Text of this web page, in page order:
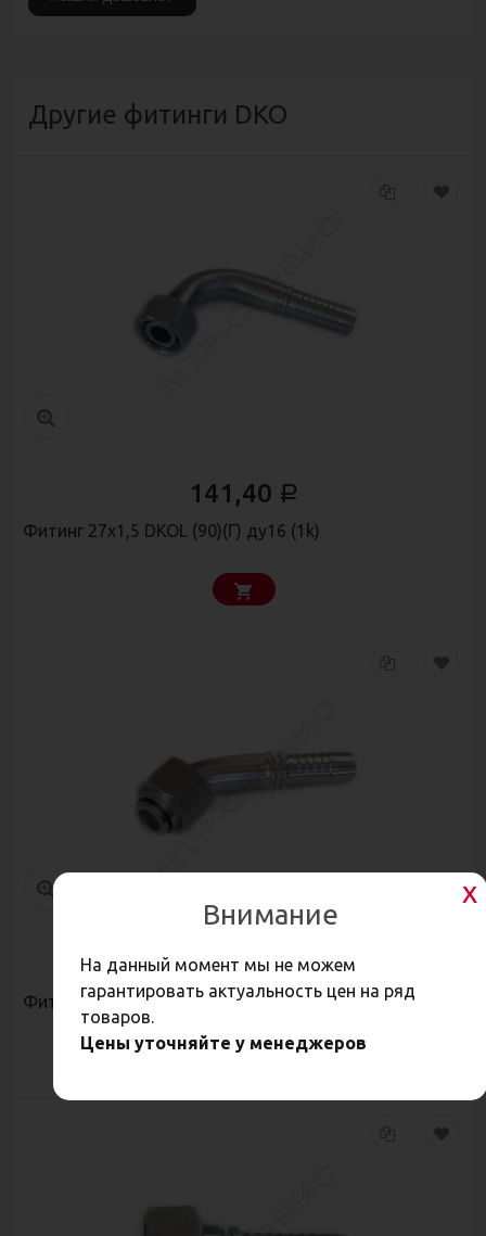
Другие фитинги DKO
141,40 Р
Фитинг 27х1,5 DKOL (90)(Г) ду16 (1k)
356,70Р
Фитинг 36х2,0 DKOL (45)(Г) ду20 (1k)
Внимание
На данный момент мы не можем
гарантировать актуальность цен на ряд
товаров.
Цены уточняйте у менеджеров